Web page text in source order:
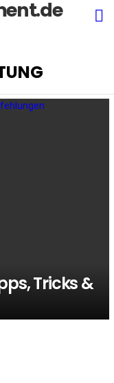
Tricks &